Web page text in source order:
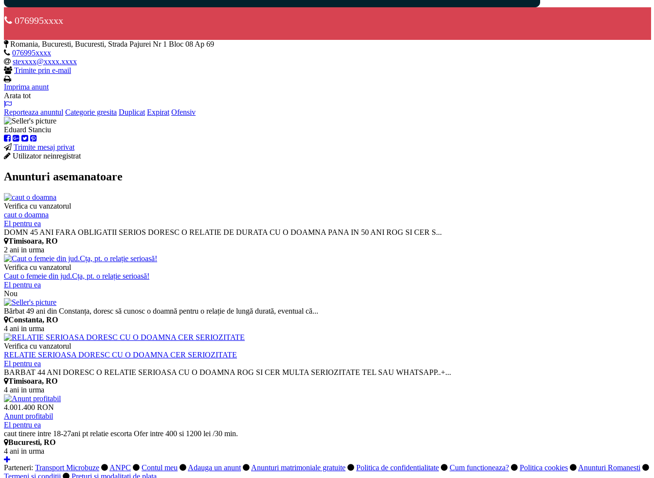
076995xxxx
Romania, Bucuresti, Bucuresti, Strada Pajurei Nr 1 Bloc 08 Ap 69
076995xxxx
stexxxx@xxxx.xxxx
Trimite prin e-mail
Imprima anunt
Arata tot
Reporteaza anuntul Categorie gresita Duplicat Expirat Ofensiv
Eduard Stanciu
Trimite mesaj privat
Utilizator neinregistrat
Anunturi asemanatoare
Verifica cu vanzatorul
caut o doamna
El pentru ea
DOMN 45 ANI FARA OBLIGATII SERIOS DORESC O RELATIE DE DURATA CU O DOAMNA PANA IN 50 ANI ROG SI CER S...
Timisoara, RO
2 ani in urma
Verifica cu vanzatorul
Caut o femeie din jud.Cța, pt. o relație serioasă!
El pentru ea
Nou
Bărbat 49 ani din Constanța, doresc să cunosc o doamnă pentru o relație de lungă durată, eventual că...
Constanta, RO
4 ani in urma
Verifica cu vanzatorul
RELATIE SERIOASA DORESC CU O DOAMNA CER SERIOZITATE
El pentru ea
BARBAT 44 ANI DORESC O RELATIE SERIOASA CU O DOAMNA ROG SI CER MULTA SERIOZITATE TEL SAU WHATSAPP..+...
Timisoara, RO
4 ani in urma
4.001.400 RON
Anunt profitabil
El pentru ea
caut tinere intre 18-27ani pt relatie escorta Ofer intre 400 si 1200 lei /30 min.
Bucuresti, RO
4 ani in urma
Parteneri: Transport Microbuze ANPC Contul meu Adauga un anunt Anunturi matrimoniale gratuite Politica de confidentialitate Cum functioneaza? Politica cookies
Anunturi Romanesti
Termeni si conditii
Preturi si modalitati de plata